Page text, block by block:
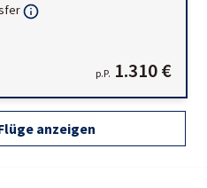
p.P. 1.310 €
anzeigen